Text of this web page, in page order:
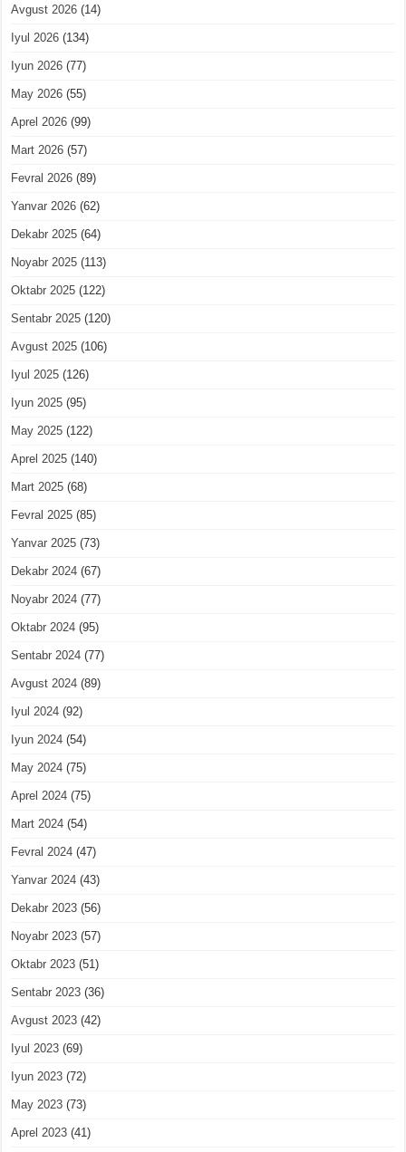
Avgust 2026 (14)
Iyul 2026 (134)
Iyun 2026 (77)
May 2026 (55)
Aprel 2026 (99)
Mart 2026 (57)
Fevral 2026 (89)
Yanvar 2026 (62)
Dekabr 2025 (64)
Noyabr 2025 (113)
Oktabr 2025 (122)
Sentabr 2025 (120)
Avgust 2025 (106)
Iyul 2025 (126)
Iyun 2025 (95)
May 2025 (122)
Aprel 2025 (140)
Mart 2025 (68)
Fevral 2025 (85)
Yanvar 2025 (73)
Dekabr 2024 (67)
Noyabr 2024 (77)
Oktabr 2024 (95)
Sentabr 2024 (77)
Avgust 2024 (89)
Iyul 2024 (92)
Iyun 2024 (54)
May 2024 (75)
Aprel 2024 (75)
Mart 2024 (54)
Fevral 2024 (47)
Yanvar 2024 (43)
Dekabr 2023 (56)
Noyabr 2023 (57)
Oktabr 2023 (51)
Sentabr 2023 (36)
Avgust 2023 (42)
Iyul 2023 (69)
Iyun 2023 (72)
May 2023 (73)
Aprel 2023 (41)